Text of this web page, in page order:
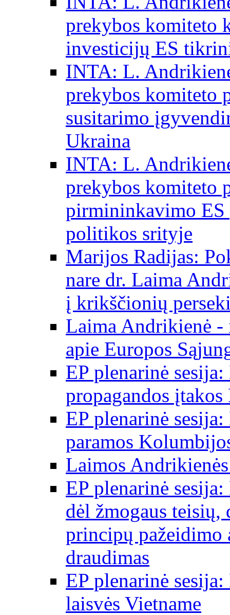
prekybos komiteto
investicijų ES
INTA: L.
prekybos komiteto
susitarimo
Ukraina
INTA: L.
prekybos komiteto
pirmininkavimo ES
politikos srityje
Marijos Radijas:
nare dr. Laima
į krikščionių
Laima Andrikienė -
apie Europos
EP plenarinė
propagandos įtakos
EP plenarinė
paramos
Laimos
EP plenarinė
dėl žmogaus
principų pažeidimo
draudimas
EP plenarinė
laisvės Vietname